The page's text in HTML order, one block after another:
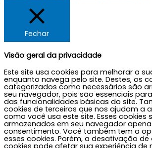
Fechar
Visão geral da privacidade
Este site usa cookies para melhorar a
enquanto navega pelo site. Destes, os
categorizados como necessários são
seu navegador, pois são essenciais
das funcionalidades básicas do site.
cookies de terceiros que nos ajudam a
como você usa este site. Esses cookies
armazenados em seu navegador
consentimento. Você também tem a
esses cookies. Porém, a desativação de
cookies pode afetar sua experiência de